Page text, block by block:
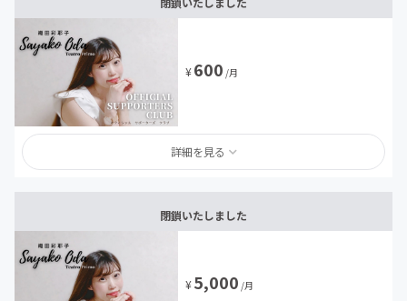
¥600 /月
詳細を見る
閉鎖いたしました
¥5,000 /月